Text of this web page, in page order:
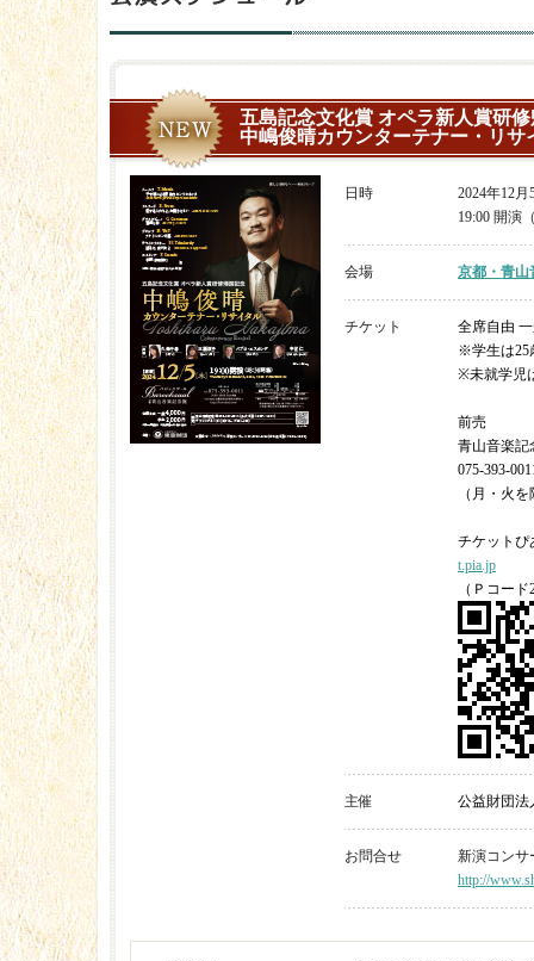
五島記念文化賞 オペラ新人賞研
中嶋俊晴カウンターテナー・リサ
日時
2024年12
19:00 開演
会場 京都・青山
チケット
全席自由
※学生は25
※未就学児
前売
青山音楽記
075-393-
（月・火
チケットぴ
t.pia.jp
（Ｐコー
主催 公益財団法
お問合せ
新演コンサ
http://